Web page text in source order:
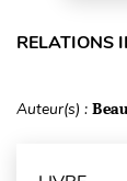
RELATIONS
Auteur(s) :